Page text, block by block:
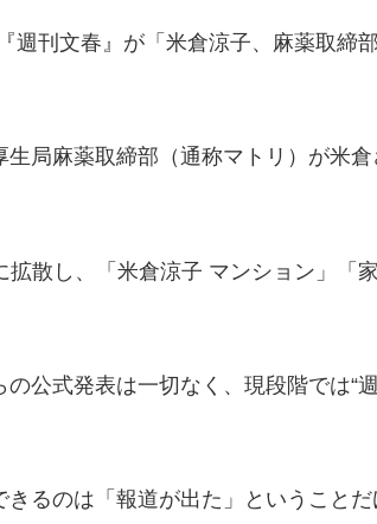
週刊文春』が「米倉涼子、麻薬取締
生局麻薬取締部（通称マトリ）が米
拡散し、「米倉涼子 マンション」「
公式発表は一切なく、現段階では“
るのは「報道が出た」ということ